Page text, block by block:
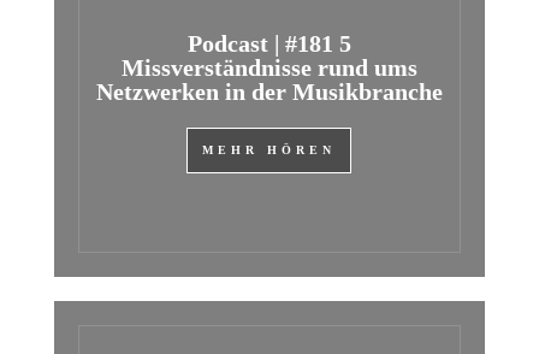
Podcast | #181 5
Missverständnisse rund ums
Netzwerken in der Musikbranche
MEHR HÖREN